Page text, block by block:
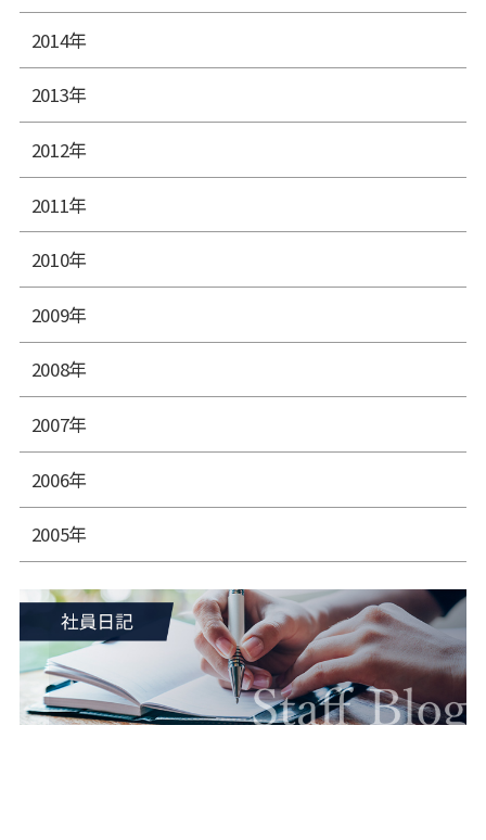
2014年
2013年
2012年
2011年
2010年
2009年
2008年
2007年
2006年
2005年